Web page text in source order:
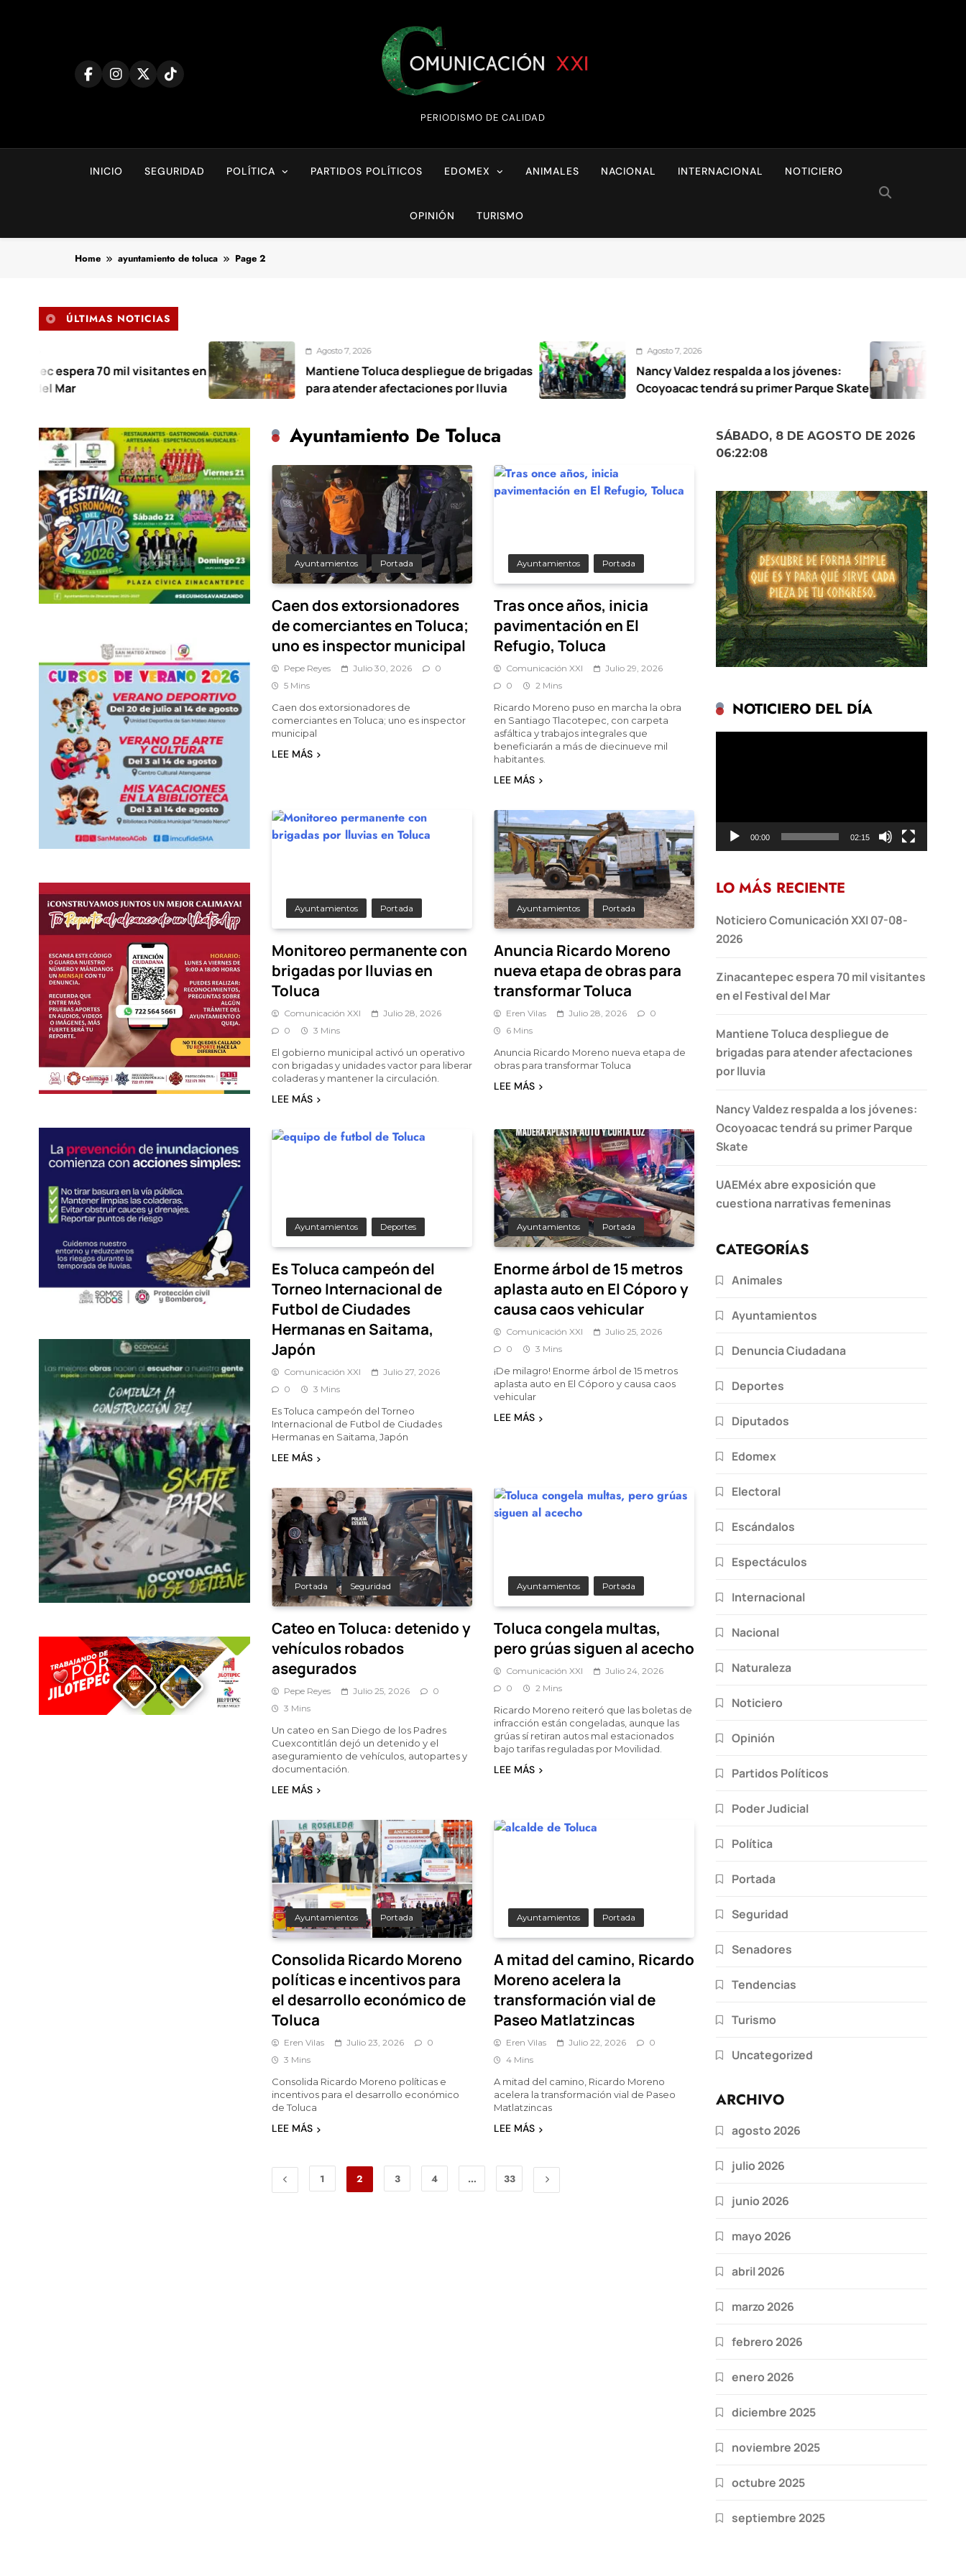
Comunicación XXI
PERIODISMO DE CALIDAD
INICIO SEGURIDAD POLÍTICA PARTIDOS POLÍTICOS EDOMEX ANIMALES NACIONAL INTERNACIONAL NOTICIERO
OPINIÓN TURISMO
Home ayuntamiento de toluca Page 2
ÚLTIMAS NOTICIAS
70 mil visitantes en
Agosto 7, 2026
Mantiene Toluca despliegue de brigadas
para atender afectaciones por lluvia
Agosto 7, 2026
Nancy Valdez respalda a los jóvenes:
Ocoyoacac tendrá su primer Parque Skate
Agosto 7, 2026
UAEMéx abre
narrativas
Ayuntamiento De Toluca
Ayuntamientos Portada
Caen dos extorsionadores
de comerciantes en Toluca;
uno es inspector municipal
Pepe Reyes Julio 30, 2026
0
5 Mins
Caen dos extorsionadores de
comerciantes en Toluca; uno es inspector
municipal
LEE MÁS
Ayuntamientos Portada
Tras once años, inicia
pavimentación en El
Refugio, Toluca
Comunicación XXI
Julio 29, 2026
0
2 Mins
Ricardo Moreno puso en marcha la obra
en Santiago Tlacotepec, con carpeta
asfáltica y trabajos integrales que
beneficiarán a más de diecinueve mil
habitantes.
LEE MÁS
Ayuntamientos Portada
Monitoreo permanente con
brigadas por lluvias en
Toluca
Comunicación XXI
Julio 28, 2026
0
3 Mins
El gobierno municipal activó un operativo
con brigadas y unidades vactor para liberar
coladeras y mantener la circulación.
LEE MÁS
Ayuntamientos Portada
Anuncia Ricardo Moreno
nueva etapa de obras para
transformar Toluca
Eren Vilas Julio 28, 2026
0
6 Mins
Anuncia Ricardo Moreno nueva etapa de
obras para transformar Toluca
LEE MÁS
Ayuntamientos Deportes
Es Toluca campeón del
Torneo Internacional de
Futbol de Ciudades
Hermanas en Saitama,
Japón
Comunicación XXI
Julio 27, 2026
0
3 Mins
Es Toluca campeón del Torneo
Internacional de Futbol de Ciudades
Hermanas en Saitama, Japón
LEE MÁS
Ayuntamientos Portada
Enorme árbol de 15 metros
aplasta auto en El Cóporo y
causa caos vehicular
Comunicación XXI
Julio 25, 2026
0
3 Mins
¡De milagro! Enorme árbol de 15 metros
aplasta auto en El Cóporo y causa caos
vehicular
LEE MÁS
Portada Seguridad
Cateo en Toluca: detenido y
vehículos robados
asegurados
Pepe Reyes Julio 25, 2026
0
3 Mins
Un cateo en San Diego de los Padres
Cuexcontitlán dejó un detenido y el
aseguramiento de vehículos, autopartes y
documentación.
LEE MÁS
Ayuntamientos Portada
Toluca congela multas,
pero grúas siguen al acecho
Comunicación XXI
Julio 24, 2026
0
2 Mins
Ricardo Moreno reiteró que las boletas de
infracción están congeladas, aunque las
grúas sí retiran autos mal estacionados
bajo tarifas reguladas por Movilidad.
LEE MÁS
Ayuntamientos Portada
Consolida Ricardo Moreno
políticas e incentivos para
el desarrollo económico de
Toluca
Eren Vilas Julio 23, 2026
0
3 Mins
Consolida Ricardo Moreno políticas e
incentivos para el desarrollo económico
de Toluca
LEE MÁS
Ayuntamientos Portada
A mitad del camino, Ricardo
Moreno acelera la
transformación vial de
Paseo Matlatzincas
Eren Vilas Julio 22, 2026
0
4 Mins
A mitad del camino, Ricardo Moreno
acelera la transformación vial de Paseo
Matlatzincas
LEE MÁS
1 2 3 4 … 33
SÁBADO, 8 DE AGOSTO DE 2026
06:22:09
NOTICIERO DEL DÍA
00:00 02:15
LO MÁS RECIENTE
Noticiero Comunicación XXI 07-08-
2026
Zinacantepec espera 70 mil visitantes
en el Festival del Mar
Mantiene Toluca despliegue de
brigadas para atender afectaciones
por lluvia
Nancy Valdez respalda a los jóvenes:
Ocoyoacac tendrá su primer Parque
Skate
UAEMéx abre exposición que
cuestiona narrativas femeninas
CATEGORÍAS
Animales
Ayuntamientos
Denuncia Ciudadana
Deportes
Diputados
Edomex
Electoral
Escándalos
Espectáculos
Internacional
Nacional
Naturaleza
Noticiero
Opinión
Partidos Políticos
Poder Judicial
Política
Portada
Seguridad
Senadores
Tendencias
Turismo
Uncategorized
ARCHIVO
agosto 2026
julio 2026
junio 2026
mayo 2026
abril 2026
marzo 2026
febrero 2026
enero 2026
diciembre 2025
noviembre 2025
octubre 2025
septiembre 2025